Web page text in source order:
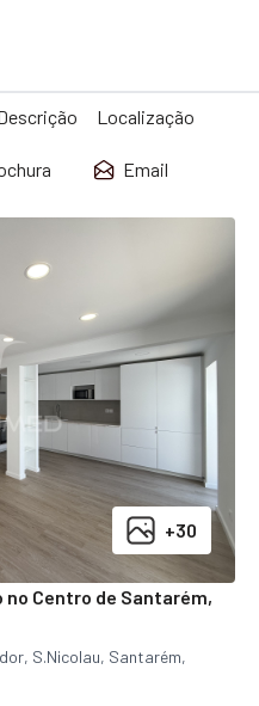
Localização
Email
+30
Centro de Santarém,
S.Nicolau, Santarém,